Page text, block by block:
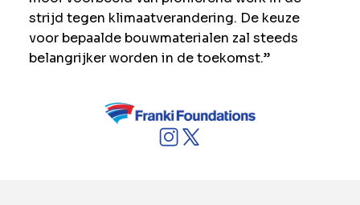
strijd tegen klimaatverandering. De keuze
voor bepaalde bouwmaterialen zal steeds
belangrijker worden in de toekomst.”